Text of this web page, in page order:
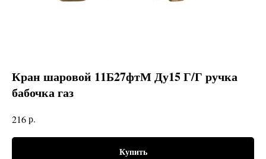
Кран шаровой 11Б27фтМ Ду15 Г/Г ручка
бабочка газ
216р.
Купить